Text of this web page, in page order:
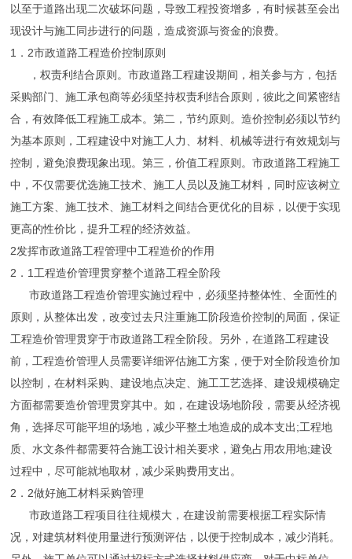
以至于道路出现二次破坏问题，导致工程投资增多，有时候甚至会出
现设计与施工同步进行的问题，造成资源与资金的浪费。
1．2市政道路工程造价控制原则
，权责利结合原则。市政道路工程建设期间，相关参与方，包括
采购部门、施工承包商等必须坚持权责利结合原则，彼此之间紧密结
合，有效降低工程施工成本。第二，节约原则。造价控制必须以节约
为基本原则，工程建设中对施工人力、材料、机械等进行有效规划与
控制，避免浪费现象出现。第三，价值工程原则。市政道路工程施工
中，不仅需要优选施工技术、施工人员以及施工材料，同时应该树立
施工方案、施工技术、施工材料之间结合更优化的目标，以便于实现
更高的性价比，提升工程的经济效益。
2发挥市政道路工程管理中工程造价的作用
2．1工程造价管理贯穿整个道路工程全阶段
市政道路工程造价管理实施过程中，必须坚持整体性、全面性的
原则，从整体出发，改变过去只注重施工阶段造价控制的局面，保证
工程造价管理贯穿于市政道路工程全阶段。另外，在道路工程建设
前，工程造价管理人员需要详细评估施工方案，便于对全阶段造价加
以控制，在材料采购、建设地点决定、施工工艺选择、建设规模确定
方面都需要造价管理贯穿其中。如，在建设场地阶段，需要从经济视
角，选择尽可能平坦的场地，减少平整土地造成的成本支出;工程地
质、水文条件都需要符合施工设计相关要求，避免占用农用地;建设
过程中，尽可能就地取材，减少采购费用支出。
2．2做好施工材料采购管理
市政道路工程项目往往规模大，在建设前需要根据工程实际情
况，对建筑材料使用量进行预测评估，以便于控制成本，减少消耗。